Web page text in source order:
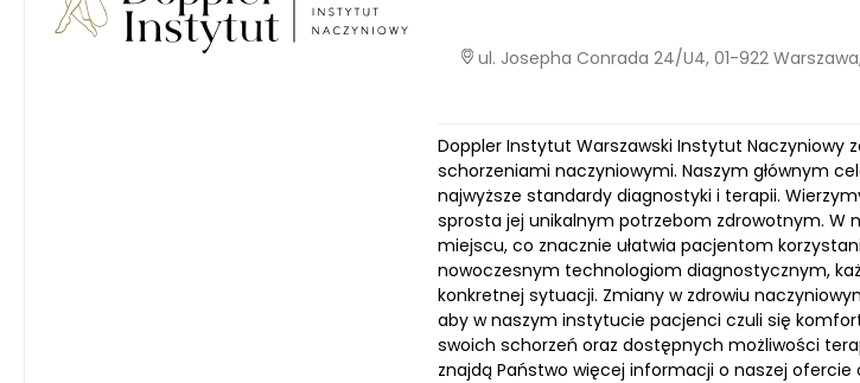
ul. Josepha Conrada 24/U4, 01-922
Doppler Instytut Warszawski Instytut Naczyniowy
schorzeniami naczyniowymi. Naszym głównym
najwyższe standardy diagnostyki i terapii.
sprosta jej unikalnym potrzebom zdrowotnym. W
miejscu, co znacznie ułatwia pacjentom
nowoczesnym technologiom diagnostycznym,
konkretnej sytuacji. Zmiany w zdrowiu
aby w naszym instytucie pacjenci czuli się
swoich schorzeń oraz dostępnych możliwości
znajdą Państwo więcej informacji o naszej